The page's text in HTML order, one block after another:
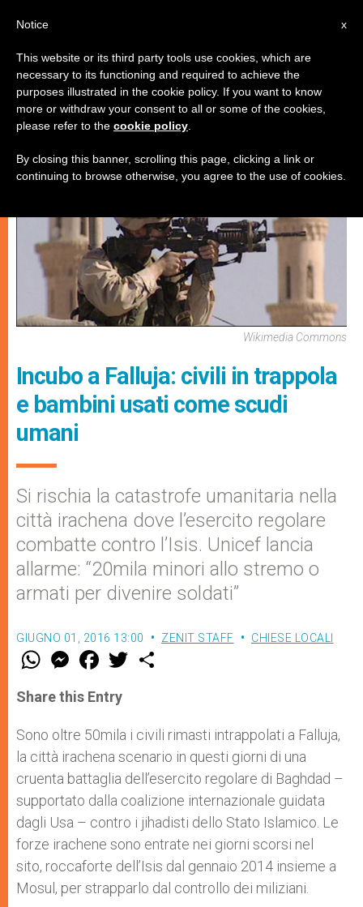
CHIESE LOCALI
Wikimedia Commons
Incubo a Falluja: civili in trappola
e bambini usati come scudi
umani
Si rischia la catastrofe umanitaria nella
città irachena dove l’esercito regolare
combatte contro l’Isis. Unicef lancia
allarme: “20mila minori allo stremo o
armati per divenire soldati”
GIUGNO 01, 2016 13:00 ZENIT STAFF CHIESE LOCALI
W
t
s
p
p
M
e
s
e
g
e
r
F
a
e
b
o
k
w
r
Share this Entry
Sono oltre 50mila i civili rimasti intrappolati a Falluja,
la città irachena scenario in questi giorni di una
cruenta battaglia dell’esercito regolare di Baghdad –
supportato dalla coalizione internazionale guidata
dagli Usa – contro i jihadisti dello Stato Islamico. Le
forze irachene sono entrate nei giorni scorsi nel
sito, roccaforte dell’Isis dal gennaio 2014 insieme a
Mosul, per strapparlo dal controllo dei miliziani.
x
Notice
This website or its third party tools use cookies, which are
necessary to its functioning and required to achieve the
purposes illustrated in the cookie policy. If you want to know
more or withdraw your consent to all or some of the cookies,
please refer to the cookie policy
By closing this banner, scrolling this page, clicking a link or
continuing to browse otherwise, you agree to the use of cookies.